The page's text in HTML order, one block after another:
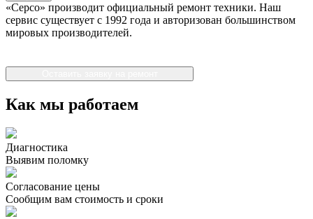
«Серсо» производит официальный ремонт техники. Наш
сервис существует с 1992 года и авторизован большинством
мировых производителей.
Как мы работаем
Диагностика
Выявим поломку
Согласование цены
Сообщим вам стоимость и сроки